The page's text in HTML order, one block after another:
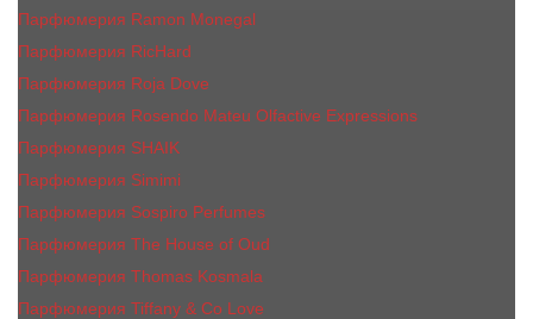
Парфюмерия Ramon Monegal
Парфюмерия RicHard
Парфюмерия Roja Dove
Парфюмерия Rosendo Mateu Olfactive Expressions
Парфюмерия SHAIK
Парфюмерия Simimi
Парфюмерия Sospiro Perfumes
Парфюмерия The House of Oud
Парфюмерия Thomas Kosmala
Парфюмерия Tiffany & Co Love